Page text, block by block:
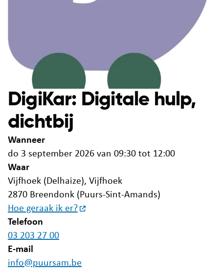
DigiKar: Digitale hulp,
dichtbij
Wanneer
do 3 september 2026 van 09:30 tot 12:00
Waar
Vijfhoek (Delhaize), Vijfhoek
2870 Breendonk (Puurs-Sint-Amands)
Hoe geraak ik er?
Telefoon
03 203 27 00
E-mail
info@puursam.be